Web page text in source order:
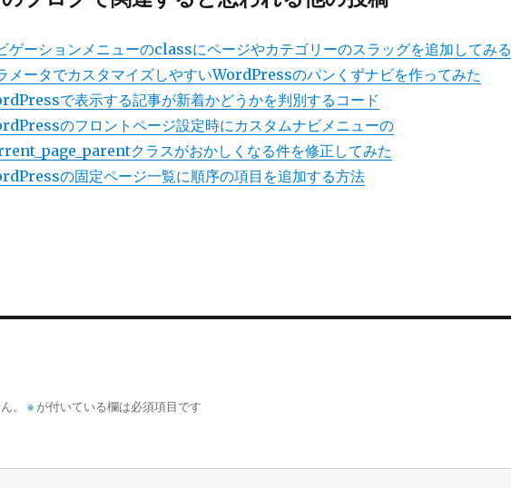
ゲーションメニューのclassにページやカテゴリーのスラッグを追加してみる
メータでカスタマイズしやすいWordPressのパンくずナビを作ってみた
で表示する記事が新着かどうかを判別するコード
のフロントページ設定時にカスタムナビメニューの
クラスがおかしくなる件を修正してみた
の固定ページ一覧に順序の項目を追加する方法
。 ※ が付いている欄は必須項目です